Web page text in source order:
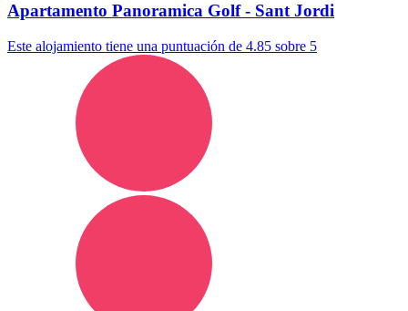
Apartamento Panoramica Golf - Sant Jordi
Este alojamiento tiene una puntuación de 4.85 sobre 5